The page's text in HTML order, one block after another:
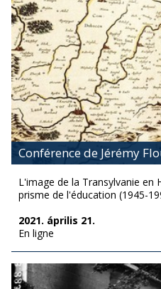
Conférence de Jérémy
L'image de la Transylvanie en
prisme de l'éducation (1945-
2021. április 21.
En ligne